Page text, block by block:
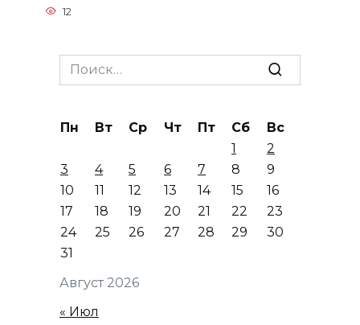
12
Search
for:
Август 2026
Пн Вт Ср Чт Пт Сб
Вс
1
2
3
4 5 6 7 8
9
10
11 12 13 14 15
16
17
18 19 20 21 22
23
24
25 26 27 28 29
30
31
« Июл